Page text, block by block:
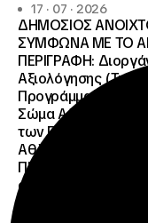
17 · 07 · 2026
ΔΗΜΟΣΙΟΣ
ΣΥΜΦΩΝΑ ΜΕ ΤΟ
ΠΕΡΙΓΡΑΦΗ:
Αξιολόγησης
Προγράμματος
Σώμα
των Προγραμμάτων
Αθλητισμός και
ΣΥΝΟΛΙΚΗ ΑΞΙΑ